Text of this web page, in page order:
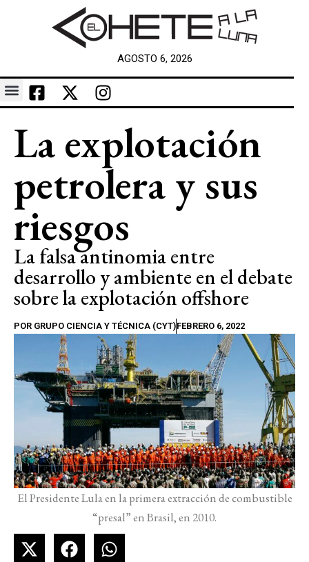
AGOSTO 6, 2026
La explotación
petrolera y sus
riesgos
La falsa antinomia entre
desarrollo y ambiente en el debate
sobre la explotación offshore
POR GRUPO CIENCIA Y TÉCNICA (CYT)FEBRERO 6, 2022
El Presidente Lula en la primera extracción de combustible
“presal” en Brasil, en 2010.